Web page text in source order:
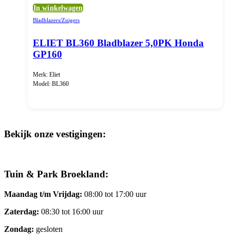
In winkelwagen
Bladblazers/Zuigers
ELIET BL360 Bladblazer 5,0PK Honda
GP160
Merk: Eliet
Model: BL360
Bekijk onze vestigingen:
Tuin & Park Broekland:
Maandag t/m Vrijdag: 08:00 tot 17:00 uur
Zaterdag: 08:30 tot 16:00 uur
Zondag: gesloten